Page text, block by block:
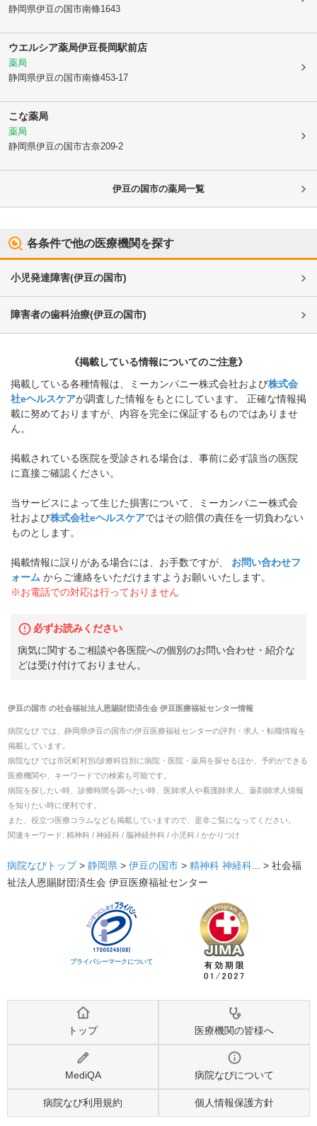
静岡県伊豆の国市南條1643
ウエルシア薬局伊豆長岡駅前店
薬局
静岡県伊豆の国市南條453-17
こな薬局
薬局
静岡県伊豆の国市古奈209-2
伊豆の国市の薬局一覧
各条件で他の医療機関を探す
小児発達障害(伊豆の国市)
障害者の歯科治療(伊豆の国市)
《掲載している情報についてのご注意》
掲載している各種情報は、ミーカンパニー株式会社および株式会
社eヘルスケアが調査した情報をもとにしています。 正確な情報掲
載に努めておりますが、内容を完全に保証するものではありませ
ん。
掲載されている医院を受診される場合は、事前に必ず該当の医院
に直接ご確認ください。
当サービスによって生じた損害について、ミーカンパニー株式会
社および株式会社eヘルスケアではその賠償の責任を一切負わない
ものとします。
掲載情報に誤りがある場合には、お手数ですが、
お問い合わせフ
ォーム からご連絡をいただけますようお願いいたします。
※お電話での対応は行っておりません
必ずお読みください
病気に関するご相談や各医院への個別のお問い合わせ・紹介な
どは受け付けておりません。
伊豆の国市の社会福祉法人恩賜財団済生会 伊豆医療福祉センター情報
病院なび では、 静岡県伊豆の国市の伊豆医療福祉センターの評判・求人・転職情報を
掲載しています。
病院なび では市区町村別/診療科目別に病院・医院・薬局を探せるほか、予約ができる
医療機関や、キーワードでの検索も可能です。
病院を探したい時、診療時間を調べたい時、医師求人や看護師求人、薬剤師求人情報
を知りたい時に便利です。
また、役立つ医療コラムなども掲載していますので、是非ご覧になってください。
関連キーワード: 精神科 / 神経科 / 脳神経外科 / 小児科 / かかりつけ
病院なびトップ> 静岡県 > 伊豆の国市 > 精神科 神経科 ... > 社会福
祉法人恩賜財団済生会 伊豆医療福祉センター
プライバシーマークについて
トップ 医療機関の皆様へ
MediQA 病院なびについて
病院なび利用規約 個人情報保護方針